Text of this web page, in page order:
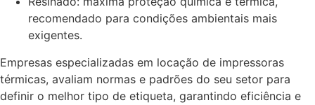
recomendado para condições ambientais mais
exigentes.
Empresas especializadas em locação de impressoras
térmicas, avaliam normas e padrões do seu setor para
definir o melhor tipo de etiqueta, garantindo eficiência e